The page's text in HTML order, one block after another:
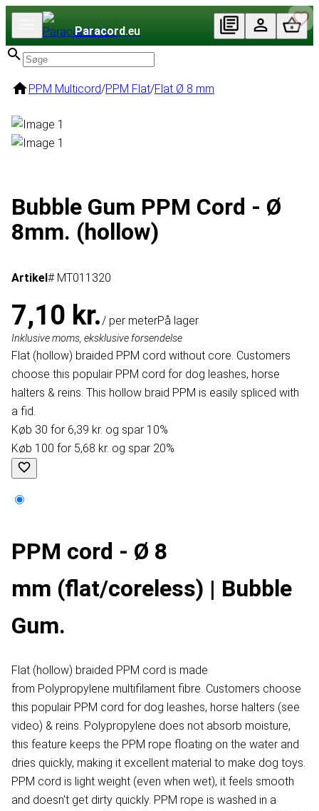
Paracord.eu
PPM Multicord/PPM Flat/Flat Ø 8 mm
Bubble Gum PPM Cord - Ø
8mm. (hollow)
Artikel# MT011320
7,10 kr./ per meterPå lager
Inklusive moms, eksklusive forsendelse
Flat (hollow) braided PPM cord without core. Customers
choose this populair PPM cord for dog leashes, horse
halters & reins. This hollow braid PPM is easily spliced with
a fid.
Køb 30 for 6,39 kr. og spar 10%
Køb 100 for 5,68 kr. og spar 20%
PPM cord - Ø 8
mm (flat/coreless) | Bubble
Gum.
Flat (hollow) braided PPM cord is made
from Polypropylene multifilament fibre. Customers choose
this populair PPM cord for dog leashes, horse halters (see
video) & reins. Polypropylene does not absorb moisture,
this feature keeps the PPM rope floating on the water and
dries quickly, making it excellent material to make dog toys.
PPM cord is light weight (even when wet), it feels smooth
and doesn't get dirty quickly. PPM rope is washed in a